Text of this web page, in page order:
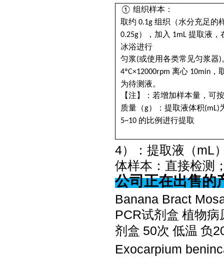
① 组织样本：
取约 0.1g 组织（水分充足的
0.25g），加入 1mL 提取液，
冰浴进行
匀浆(或使用各类常见匀浆器)
4ºC×12000rpm 离心 10min ，
为待测液。
【注】：若增加样本量，可
质量（g）：提取液体积(mL)
5~10 的比例进行提取
4）：提取液（mL
体样本：直接检测
公司正在出售的
Banana Bract
PCR试剂盒 植物病
剂盒 50次 低温 负
Exocarpium